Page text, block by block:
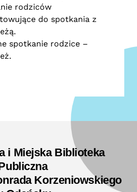
rodziców
do spotkania z
spotkanie rodzice –
i Miejska Biblioteka
Korzeniowskiego